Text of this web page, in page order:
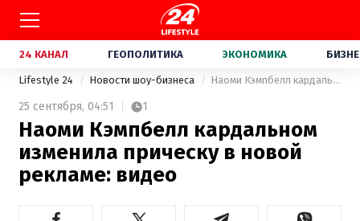
24 КАНАЛ ГЕОПОЛИТИКА ЭКОНОМИКА
Lifestyle 24 Новости шоу-бизнеса Наоми Кэмпбелл кардальном изменила прическу в новой рекламе: видео
25 сентября, 04:51 1
Наоми Кэмпбелл кардальном
изменила прическу в новой
рекламе: видео